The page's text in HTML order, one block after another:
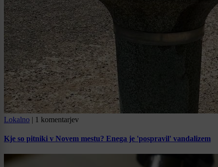
Lokalno | 1 komentarjev
Kje so pitniki v Novem mestu? Enega je 'pospravil' vandalizem